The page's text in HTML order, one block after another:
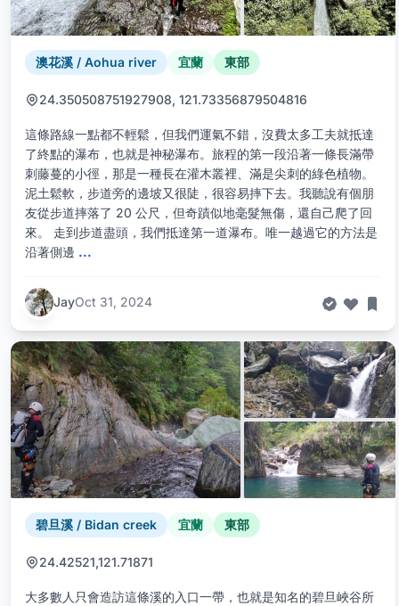
澳花溪 / Aohua river 宜蘭 東部
24.350508751927908, 121.73356879504816
這條路線一點都不輕鬆，但我們運氣不錯，沒費太多工夫就抵達
了終點的瀑布，也就是神秘瀑布。旅程的第一段沿著一條長滿帶
刺藤蔓的小徑，那是一種長在灌木叢裡、滿是尖刺的綠色植物。
泥土鬆軟，步道旁的邊坡又很陡，很容易摔下去。我聽說有個朋
友從步道摔落了 20 公尺，但奇蹟似地毫髮無傷，還自己爬了回
來。 走到步道盡頭，我們抵達第一道瀑布。唯一越過它的方法是
沿著側邊 ...
JayOct 31, 2024
碧旦溪 / Bidan creek 宜蘭 東部
24.42521,121.71871
大多數人只會造訪這條溪的入口一帶，也就是知名的碧旦峽谷所